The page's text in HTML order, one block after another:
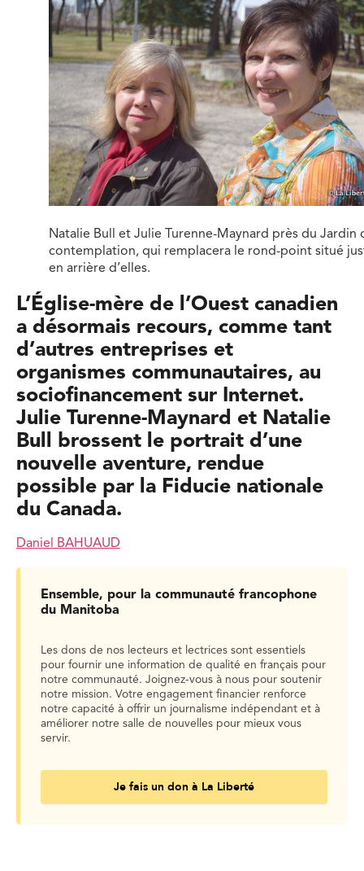
Natalie Bull et Julie Turenne-Maynard près du Jardin
contemplation, qui remplacera le rond-point situé
en arrière d’elles.
L’Église-mère de l’Ouest canadien
a désormais recours, comme tant
d’autres entreprises et
organismes communautaires, au
sociofinancement sur Internet.
Julie Turenne-Maynard et Natalie
Bull brossent le portrait d’une
nouvelle aventure, rendue
possible par la Fiducie nationale
du Canada.
Daniel BAHUAUD
Ensemble, pour la communauté francophone
du Manitoba
Les dons de nos lecteurs et lectrices sont essentiels
pour fournir une information de qualité en français pour
notre communauté. Joignez-vous à nous pour soutenir
notre mission. Votre engagement financier renforce
notre capacité à offrir un journalisme indépendant et à
améliorer notre salle de nouvelles pour mieux vous
servir.
Je fais un don à La Liberté